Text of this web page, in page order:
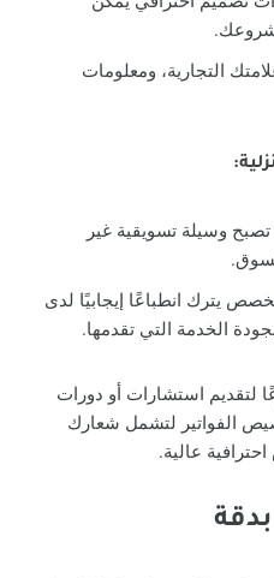
التجارية، ومعلومات
تصبح وسيلة تسويقية غير
يترك انطباعًا إيجابيًا لدى
الخدمة التي تقدمها.
لتقديم استشارات أو دورات
الفواتير لتشمل شعارك
عالية.